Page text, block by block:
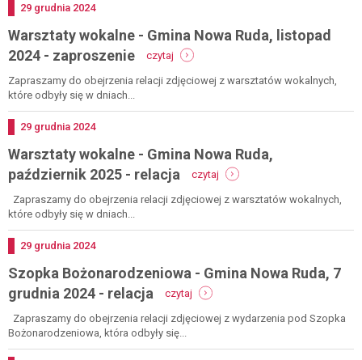
nowa
stycznia
Dodano
29 grudnia 2024
Warsztaty wokalne - Gmina Nowa Ruda, listopad
2024 - zaproszenie
czytaj
warsztaty
wokalne
listopad
-
zaproszenie
Zapraszamy do obejrzenia relacji zdjęciowej z warsztatów wokalnych,
które odbyły się w dniach...
Dodano
29 grudnia 2024
Warsztaty wokalne - Gmina Nowa Ruda,
październik 2025 - relacja
czytaj
warsztaty
wokalne
październik
relacja
Zapraszamy do obejrzenia relacji zdjęciowej z warsztatów wokalnych,
które odbyły się w dniach...
Dodano
29 grudnia 2024
Szopka Bożonarodzeniowa - Gmina Nowa Ruda, 7
grudnia 2024 - relacja
czytaj
szopka
bożonarodzeniowa
Zapraszamy do obejrzenia relacji zdjęciowej z wydarzenia pod Szopka
Bożonarodzeniowa, która odbyły się...